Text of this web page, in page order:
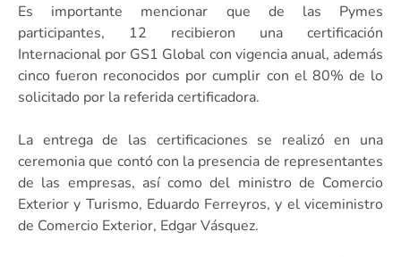
Es importante mencionar que de las Pymes
participantes, 12 recibieron una certificación
Internacional por GS1 Global con vigencia anual, además
cinco fueron reconocidos por cumplir con el 80% de lo
solicitado por la referida certificadora.
La entrega de las certificaciones se realizó en una
ceremonia que contó con la presencia de representantes
de las empresas, así como del ministro de Comercio
Exterior y Turismo, Eduardo Ferreyros, y el viceministro
de Comercio Exterior, Edgar Vásquez.